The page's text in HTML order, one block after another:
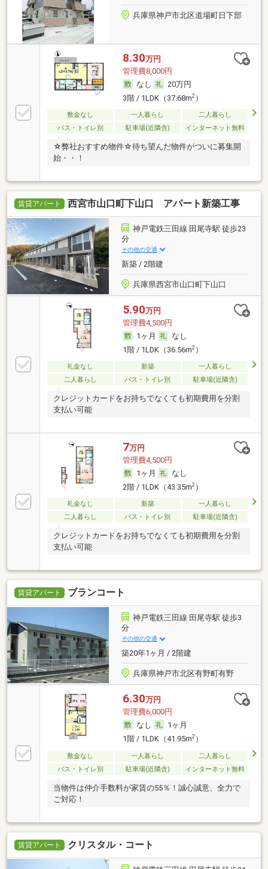
兵庫県神戸市北区道場町日下部
8.30万円
管理費8,000円
なし
20万円
3階 / 1LDK（37.68m2）
敷金なし 一人暮らし
二人暮らし
バス・トイレ別
駐車場(近隣含) インターネット無料
☆弊社おすすめ物件☆待ち望んだ物件がついに募集開
始・・！
賃貸アパート 西宮市山口町下山口 アパート新築工事
神戸電鉄三田線 田尾寺駅 徒歩23
分
その他の交通
新築 / 2階建
兵庫県西宮市山口町下山口
5.90万円
管理費4,500円
1ヶ月
なし
1階 / 1LDK（36.56m2）
礼金なし 新築
一人暮らし
二人暮らし
バス・トイレ別 駐車場(近隣含)
クレジットカードをお持ちでなくても初期費用を分割
支払い可能
7万円
管理費4,500円
1ヶ月
なし
2階 / 1LDK（43.35m2）
礼金なし 新築
一人暮らし
二人暮らし
バス・トイレ別 駐車場(近隣含)
クレジットカードをお持ちでなくても初期費用を分割
支払い可能
賃貸アパート ブランコート
神戸電鉄三田線 田尾寺駅 徒歩3
分
その他の交通
築20年1ヶ月 / 2階建
兵庫県神戸市北区有野町有野
6.30万円
管理費6,000円
なし
1ヶ月
1階 / 1LDK（41.95m2）
敷金なし 一人暮らし
二人暮らし
バス・トイレ別
駐車場(近隣含) インターネット無料
当物件は仲介手数料が家賃の55％！誠心誠意、全力で
ご対応！
賃貸アパート クリスタル・コート